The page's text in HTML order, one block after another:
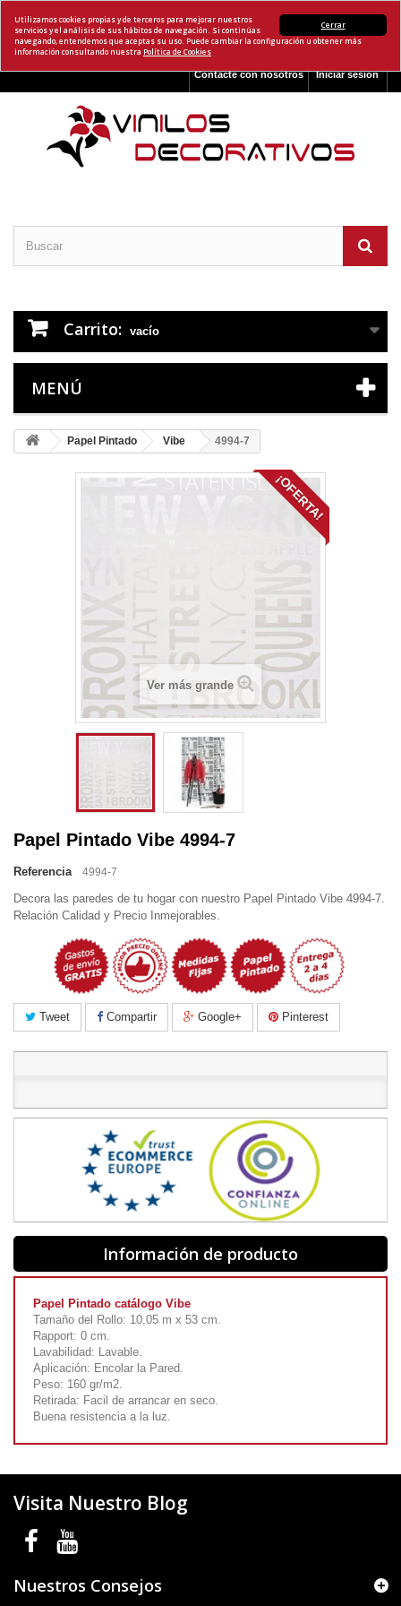
Cerrar
Utilizamos cookies propias y de terceros para mejorar nuestros
servicios y el análisis de sus hábitos de navegación. Si continúas
navegando, entendemos que aceptas su uso. Puede cambiar la configuración u obtener más
información consultando nuestra Política de Cookies
Iniciar sesión
Contacte con nosotros
Carrito: vacío
MENÚ
Papel Pintado Vibe 4994-7
¡OFERTA!
Ver más grande
Papel Pintado Vibe 4994-7
Referencia 4994-7
Decora las paredes de tu hogar con nuestro Papel Pintado Vibe 4994-7.
Relación Calidad y Precio Inmejorables.
Tweet Compartir Google+ Pinterest
Información de producto
Papel Pintado catálogo Vibe
Tamaño del Rollo: 10,05 m x 53 cm.
Rapport: 0 cm.
Lavabilidad: Lavable.
Aplicación: Encolar la Pared.
Peso: 160 gr/m2.
Retirada: Facil de arrancar en seco.
Buena resistencia a la luz.
Visita Nuestro Blog
Nuestros Consejos